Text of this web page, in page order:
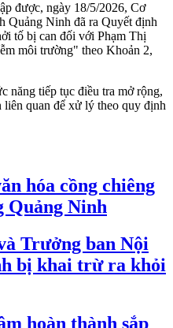
được, ngày 18/5/2026, Cơ
Quảng Ninh đã ra Quyết định
tố bị can đối với Phạm Thị
môi trường" theo Khoản 2,
năng tiếp tục điều tra mở rộng,
liên quan để xử lý theo quy định
hóa cồng chiêng
Quảng Ninh
Trưởng ban Nội
bị khai trừ ra khỏi
hoàn thành sắp